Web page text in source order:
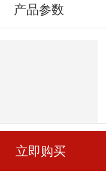
产品参数
立即购买